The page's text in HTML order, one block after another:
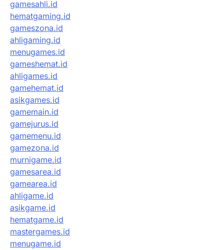
gamesahli.id
hematgaming.id
gameszona.id
ahligaming.id
menugames.id
gameshemat.id
ahligames.id
gamehemat.id
asikgames.id
gamemain.id
gamejurus.id
gamemenu.id
gamezona.id
murnigame.id
gamesarea.id
gamearea.id
ahligame.id
asikgame.id
hematgame.id
mastergames.id
menugame.id